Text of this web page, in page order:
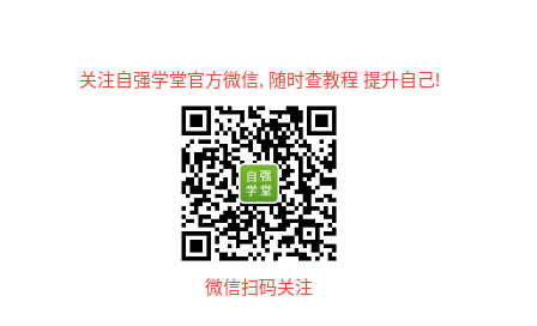
关注自强学堂官方微信, 随时查教程 提升自己!
微信扫码关注